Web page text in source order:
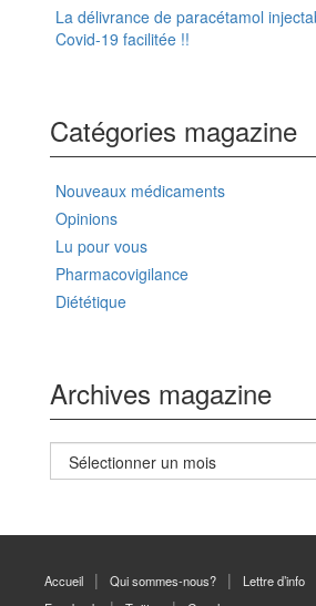
La délivrance de paracétamol
Covid-19 facilitée !!
Catégories magazine
Nouveaux médicaments
Opinions
Lu pour vous
Pharmacovigilance
Diététique
Archives magazine
Archives
magazine
Accueil Qui sommes-nous? Lettre d’info